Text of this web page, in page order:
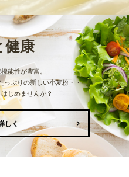
健康
能性が豊富。
っぷりの新しい小麦粉・・
じめませんか？
しく